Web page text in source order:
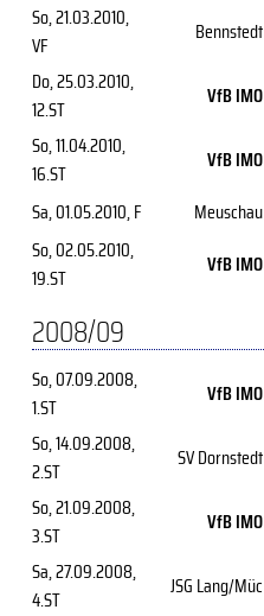
So, 21.03.2010,
VF
Bennstedt
Do, 25.03.2010,
12.ST
VfB IMO
So, 11.04.2010,
16.ST
VfB IMO
Sa, 01.05.2010, F Meuschau
So, 02.05.2010,
19.ST
VfB IMO
2008/09
So, 07.09.2008,
1.ST
VfB IMO
So, 14.09.2008,
2.ST
SV Dornstedt
So, 21.09.2008,
3.ST
VfB IMO
Sa, 27.09.2008,
4.ST
JSG Lang/Müc